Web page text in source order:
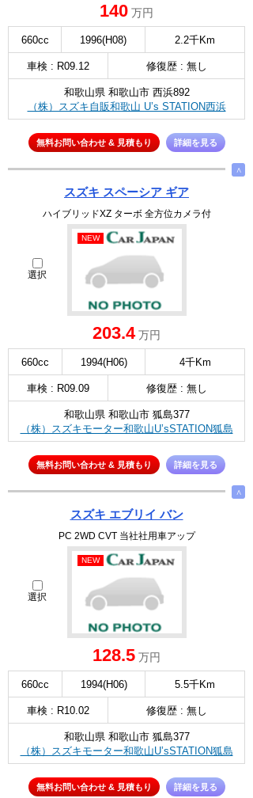
140 万円
660cc 1996(H08) 2.2千Km
車検 : R09.12 修復歴 : 無し
和歌山県 和歌山市 西浜892
（株）スズキ自販和歌山 U’s STATION西浜
無料お問い合わせ & 見積もり 詳細を見る
∧
スズキ スペーシア ギア
ハイブリッドXZ ターボ 全方位カメラ付
選択
NEW
203.4万円
660cc 1994(H06) 4千Km
車検 : R09.09 修復歴 : 無し
和歌山県 和歌山市 狐島377
（株）スズキモーター和歌山U’sSTATION狐島
無料お問い合わせ & 見積もり 詳細を見る
∧
スズキ エブリイ バン
PC 2WD CVT 当社社用車アップ
選択
NEW
128.5 万円
660cc 1994(H06) 5.5千Km
車検 : R10.02 修復歴 : 無し
和歌山県 和歌山市 狐島377
（株）スズキモーター和歌山U’sSTATION狐島
無料お問い合わせ & 見積もり 詳細を見る